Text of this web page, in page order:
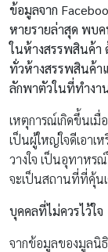
ข้อมูลจาก
หายรายล่าสุด พบ
ในห้างสรรพสินค้า
ทั่วห้างสรรพสินค้า
ลักพาตัวในที่ทำงา
เหตุการณ์เกิดขึ้นเ
เป็นผู้ใหญ่ใจดีเอาเ
วางใจ เป็นอุทาหร
จะเป็นสถานที่ที่คุ้น
บุคคลที่ไม่ควรไว้ใจ
จากข้อมูลของมูลนิธิ